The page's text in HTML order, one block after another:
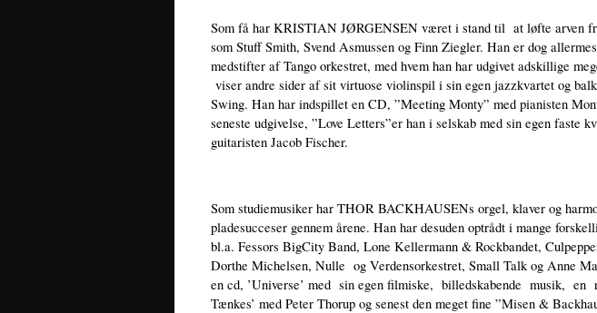
Som få har KRISTIAN JØRGENSEN været i stand til at løfte arven
som Stuff Smith, Svend Asmussen og Finn Ziegler. Han er dog
medstifter af Tango orkestret, med hvem han har udgivet adskillige
viser andre sider af sit virtuose violinspil i sin egen jazzkvartet og
Swing. Han har indspillet en CD, ”Meeting Monty” med pianisten
seneste udgivelse, ”Love Letters”er han i selskab med sin egen faste
guitaristen Jacob Fischer.
Som studiemusiker har THOR BACKHAUSENs orgel, klaver og
pladesucceser gennem årene. Han har desuden optrådt i mange
bl.a. Fessors BigCity Band, Lone Kellermann & Rockbandet,
Dorthe Michelsen, Nulle og Verdensorkestret, Small Talk og Anne
en cd, ’Universe’ med sin egen filmiske, billedskabende musik, en
Tænkes’ med Peter Thorup og senest den meget fine ”Misen &